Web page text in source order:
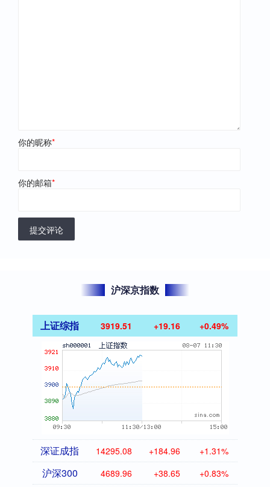
你的昵称*
你的邮箱*
提交评论
沪深京指数
上证综指 3919.51 +19.16 +0.49%
深证成指 14295.08 +184.96 +1.31%
沪深300 4689.96 +38.65 +0.83%